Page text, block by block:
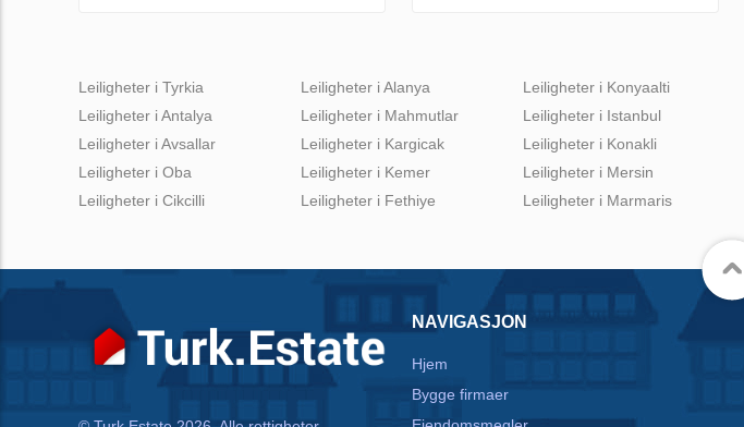
Leiligheter i Tyrkia
Leiligheter i Antalya
Leiligheter i Avsallar
Leiligheter i Oba
Leiligheter i Cikcilli
Leiligheter i Alanya
Leiligheter i Mahmutlar
Leiligheter i Kargicak
Leiligheter i Kemer
Leiligheter i Fethiye
Leiligheter i Konyaalti
Leiligheter i Istanbul
Leiligheter i Konakli
Leiligheter i Mersin
Leiligheter i Marmaris
NAVIGASJON
Hjem
Bygge firmaer